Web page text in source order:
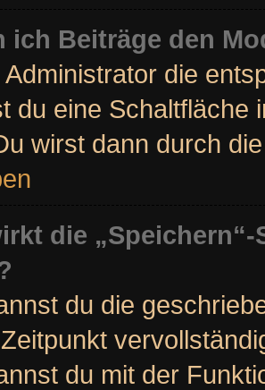
ich Beiträge den
Administrator die
du eine Schaltfläche
wirst dann durch
die
du die
du mit der